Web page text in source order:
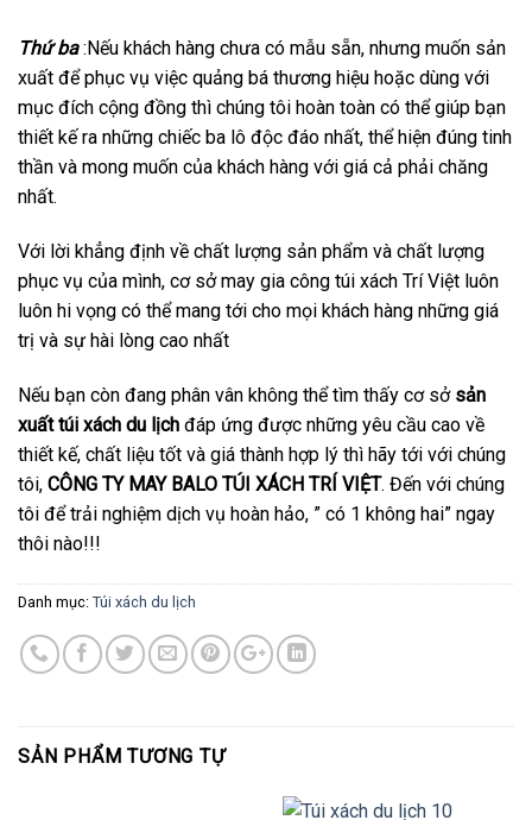
Thứ ba:Nếu khách hàng chưa có mẫu sẵn, nhưng muốn sản
xuất để phục vụ việc quảng bá thương hiệu hoặc dùng với
mục đích cộng đồng thì chúng tôi hoàn toàn có thể giúp bạn
thiết kế ra những chiếc ba lô độc đáo nhất, thể hiện đúng tinh
thần và mong muốn của khách hàng với giá cả phải chăng
nhất.
Với lời khẳng định về chất lượng sản phẩm và chất lượng
phục vụ của mình, cơ sở may gia công túi xách Trí Việt luôn
luôn hi vọng có thể mang tới cho mọi khách hàng những giá
trị và sự hài lòng cao nhất
Nếu bạn còn đang phân vân không thể tìm thấy cơ sở sản
xuất túi xách du lịch đáp ứng được những yêu cầu cao về
thiết kế, chất liệu tốt và giá thành hợp lý thì hãy tới với chúng
tôi, CÔNG TY MAY BALO TÚI XÁCH TRÍ VIỆT. Đến với chúng
tôi để trải nghiệm dịch vụ hoàn hảo, ” có 1 không hai” ngay
thôi nào!!!
Danh mục: Túi xách du lịch
SẢN PHẨM TƯƠNG TỰ